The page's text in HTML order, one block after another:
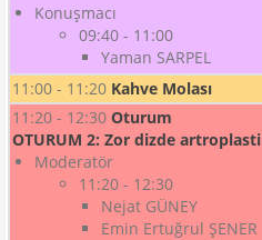
Konuşmacı
09:40 - 11:00
Yaman SARPEL
11:00 - 11:20 Kahve Molası
11:20 - 12:30 Oturum
OTURUM 2: Zor dizde artroplasti
Moderatör
11:20 - 12:30
Nejat GÜNEY
Emin Ertuğrul ŞENER